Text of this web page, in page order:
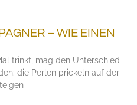
– WIE EINEN G
trinkt, mag den Unterschied
die Perlen prickeln auf der